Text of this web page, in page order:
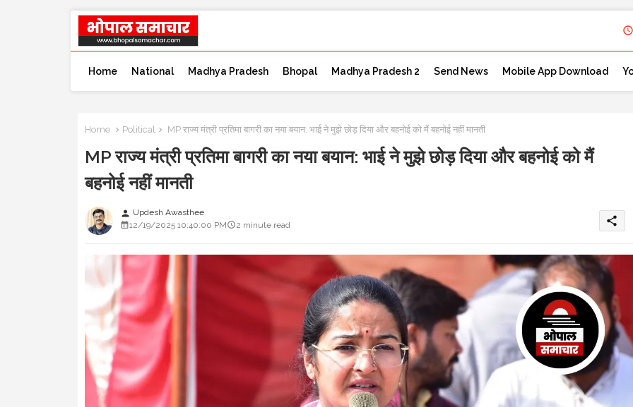
Home National Madhya Pradesh Bhopal Madhya Pradesh 2 Send News Mobile App Download
Home Political MP राज्य मंत्री प्रतिमा बागरी का नया बयान: भाई ने मुझे छोड़ दिया और बहनोई को मैं बहनोई नहीं मानती
MP राज्य मंत्री प्रतिमा बागरी का नया बयान: भाई ने मुझे छोड़ दिया और बहनोई को मैं
बहनोई नहीं मानती
person Updesh Awasthee
12/19/2025 10:40:00 PM
2 minute read share